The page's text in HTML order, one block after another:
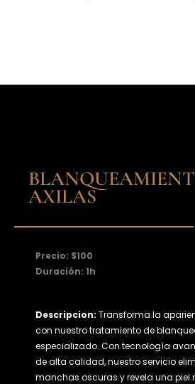
AXILAS
Precio: $100
Duración: 1h
Descripcion: Transforma la
con nuestro tratamiento de
especializado. Con tecnología
de alta calidad, nuestro servicio
manchas oscuras y revela una piel